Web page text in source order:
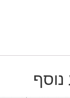
נוסף